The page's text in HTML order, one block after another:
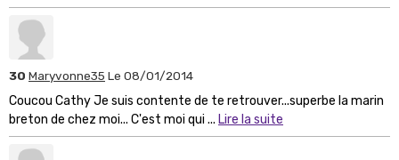
30 Maryvonne35 Le 08/01/2014
Coucou Cathy Je suis contente de te retrouver...superbe la marin
breton de chez moi... C'est moi qui ... Lire la suite